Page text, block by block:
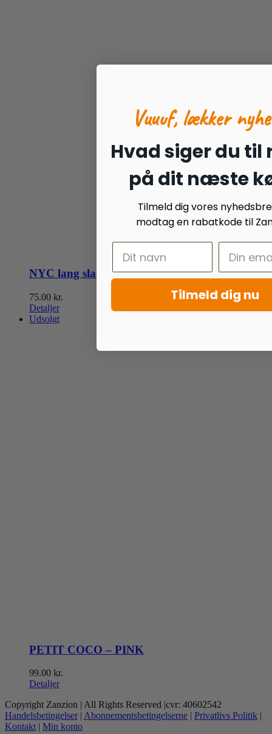
NYC lang slange 88cm
75.00 kr.
Detaljer
Udsolgt
PETIT COCO – PINK
99.00 kr.
Detaljer
Copyright Zanzion | All Rights Reserved |cvr: 40602542
Handelsbetingelser | Abonnementsbetingelserne | Privatlivs Politik |
Kontakt | Min konto
Vuuuf, lækker
Hvad siger du til
på dit næste
Tilmeld dig vores
modtag en rabatkode til
Tilmeld dig nu